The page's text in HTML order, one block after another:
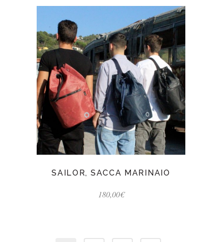
SAILOR, SACCA MARINAIO
180,00€